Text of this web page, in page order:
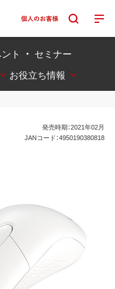
ト ・ セミナー
お役立ち情報
発売時期：2021年02月
JANコード：4950190380818